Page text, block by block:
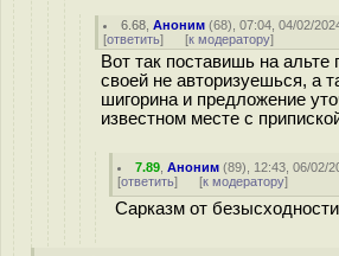
6.68 ,Аноним (68), 07:04, 04/02/
[ответить] [к модератору]
Вот так поставишь на альте
своей не авторизуешься, а
шигорина и предложение
известном месте с
7.89 ,Аноним (89), 12:43, 06/02/
[ответить] [к модератору]
Сарказм от